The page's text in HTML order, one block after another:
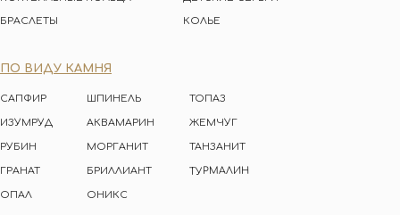
БРАСЛЕТЫ
КОЛЬЕ
ПО ВИДУ КАМНЯ
САПФИР
ИЗУМРУД
ШПИНЕЛЬ
РУБИН
АКВАМАРИН
МОРГАНИТ
ГРАНАТ БРИЛЛИАНТ
ТОПАЗ
ЖЕМЧУГ
ТУРМАЛИН
ТАНЗАНИТ
ОНИКС
ОПАЛ